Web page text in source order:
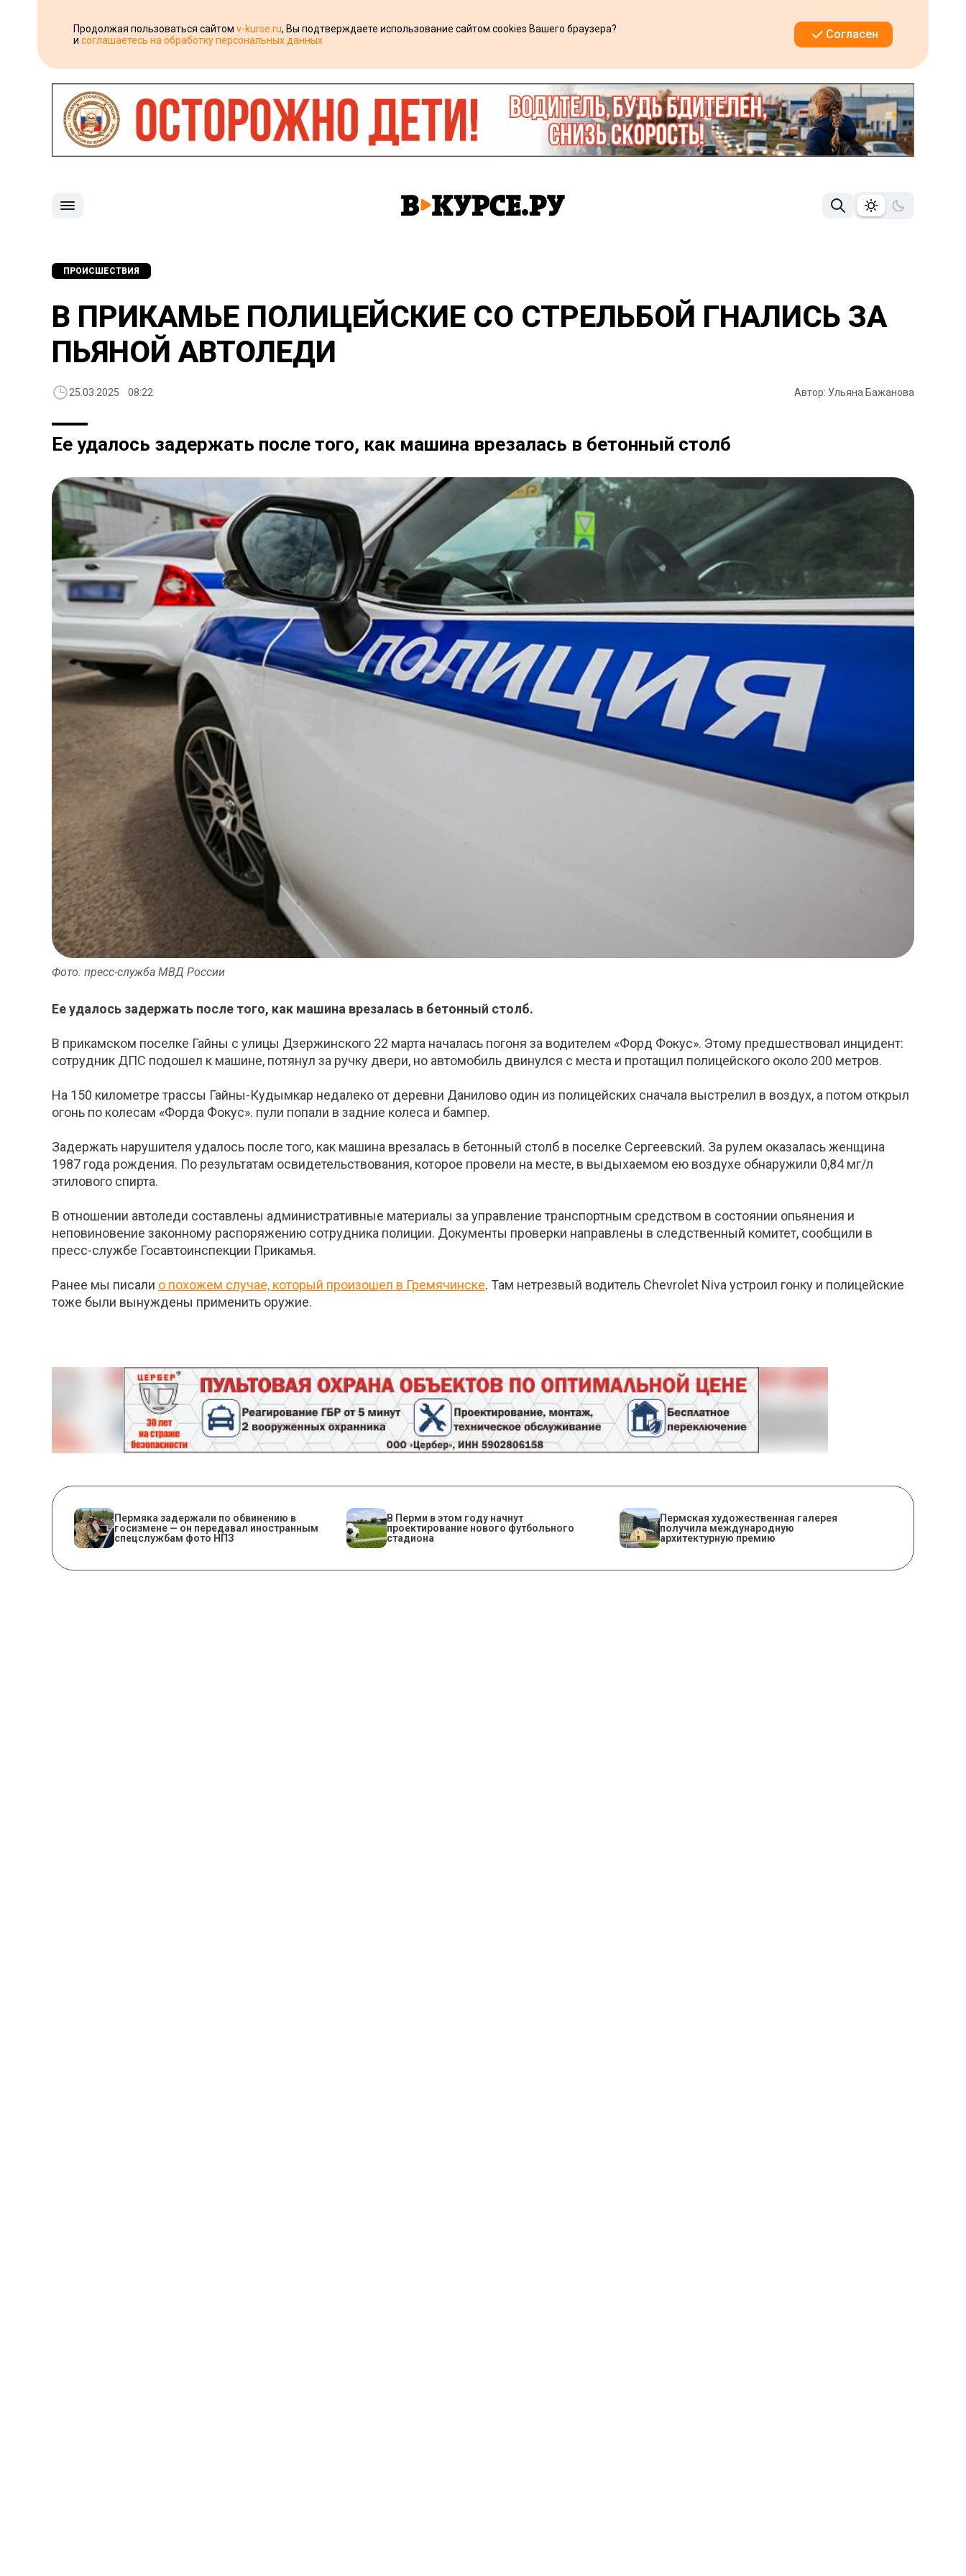
Продолжая пользоваться сайтом v-kurse.ru, Вы подтверждаете использование сайтом cookies Вашего браузера?
и соглашаетесь на обработку персональных данных Согласен
ПРОИСШЕСТВИЯ
В ПРИКАМЬЕ ПОЛИЦЕЙСКИЕ СО СТРЕЛЬБОЙ ГНАЛИСЬ ЗА
ПЬЯНОЙ АВТОЛЕДИ
25.03.2025 08:22 Автор: Ульяна Бажанова
Ее удалось задержать после того, как машина врезалась в бетонный столб
Фото: пресс-служба МВД России
Ее удалось задержать после того, как машина врезалась в бетонный столб.
В прикамском поселке Гайны с улицы Дзержинского 22 марта началась погоня за водителем «Форд Фокус». Этому предшествовал инцидент:
сотрудник ДПС подошел к машине, потянул за ручку двери, но автомобиль двинулся с места и протащил полицейского около 200 метров.
На 150 километре трассы Гайны-Кудымкар недалеко от деревни Данилово один из полицейских сначала выстрелил в воздух, а потом открыл
огонь по колесам «Форда Фокус». пули попали в задние колеса и бампер.
Задержать нарушителя удалось после того, как машина врезалась в бетонный столб в поселке Сергеевский. За рулем оказалась женщина
1987 года рождения. По результатам освидетельствования, которое провели на месте, в выдыхаемом ею воздухе обнаружили 0,84 мг/л
этилового спирта.
В отношении автоледи составлены административные материалы за управление транспортным средством в состоянии опьянения и
неповиновение законному распоряжению сотрудника полиции. Документы проверки направлены в следственный комитет, сообщили в
пресс-службе Госавтоинспекции Прикамья.
Ранее мы писали о похожем случае, который произошел в Гремячинске. Там нетрезвый водитель Chevrolet Niva устроил гонку и полицейские
тоже были вынуждены применить оружие.
Пермяка задержали по обвинению в
госизмене — он передавал иностранным
спецслужбам фото НПЗ
В Перми в этом году начнут
проектирование нового футбольного
стадиона
Пермская художественная галерея
получила международную
архитектурную премию